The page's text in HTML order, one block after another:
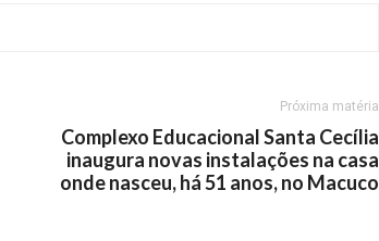
Próxima matéria
Complexo Educacional Santa Cecília
inaugura novas instalações na casa
onde nasceu, há 51 anos, no Macuco